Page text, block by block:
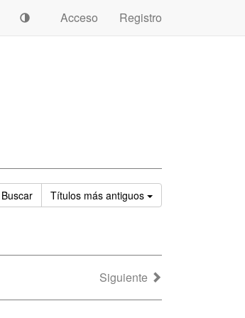
Acceso
Registro
Buscar Títulos más antiguos Ordenar
Siguiente